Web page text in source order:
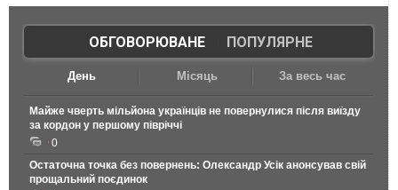
ОБГОВОРЮВАНЕ| ПОПУЛЯРНЕ
День Місяць За весь час
Майже чверть мільйона українців не повернулися після виїзду
за кордон у першому півріччі
0
Остаточна точка без повернень: Олександр Усік анонсував свій
прощальний поєдинок